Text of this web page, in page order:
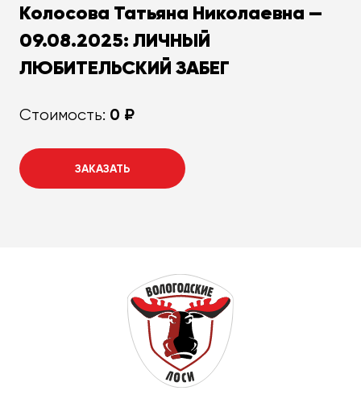
Колосова Татьяна Николаевна —
09.08.2025: ЛИЧНЫЙ
ЛЮБИТЕЛЬСКИЙ ЗАБЕГ
Стоимость: 0 ₽
ЗАКАЗАТЬ